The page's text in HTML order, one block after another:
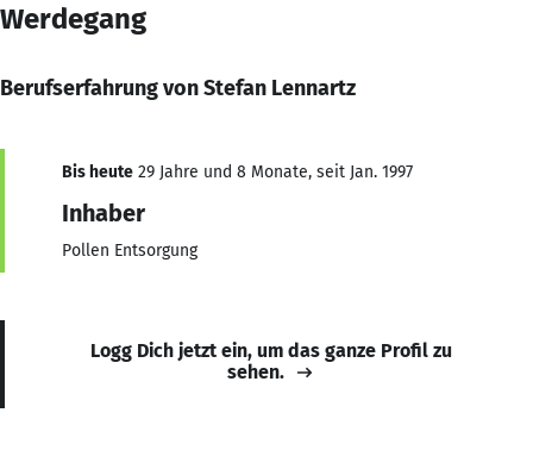
Werdegang
Berufserfahrung von Stefan Lennartz
Bis heute 29 Jahre und 8 Monate, seit Jan. 1997
Inhaber
Pollen Entsorgung
Logg Dich jetzt ein, um das ganze Profil zu
sehen.